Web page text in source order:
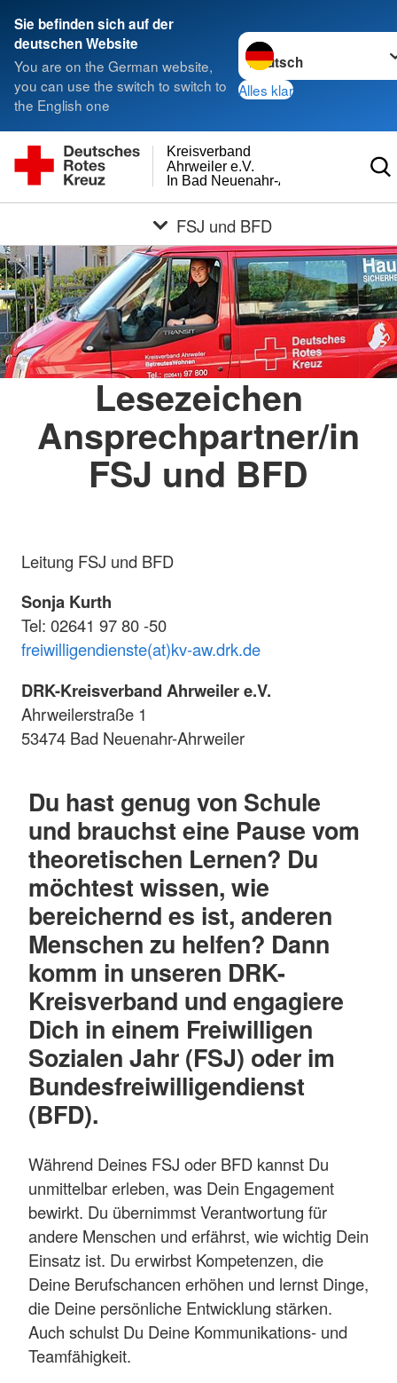
Sie befinden sich auf der
deutschen Website
You are on the German website,
you can use the switch to switch to
the English one
Sprache wechseln zu
Alles klar
In Bad Neuenahr-Ahrweiler
Ahrweiler e.V.
Kreisverband
FSJ und BFD
Lesezeichen
Ansprechpartner/in
FSJ und BFD
Leitung FSJ und BFD
Sonja Kurth
Tel: 02641 97 80 -50
freiwilligendienste(at)kv-aw.drk.de
DRK-Kreisverband Ahrweiler e.V.
Ahrweilerstraße 1
53474 Bad Neuenahr-Ahrweiler
Du hast genug von Schule
und brauchst eine Pause vom
theoretischen Lernen? Du
möchtest wissen, wie
bereichernd es ist, anderen
Menschen zu helfen? Dann
komm in unseren DRK-
Kreisverband und engagiere
Dich in einem Freiwilligen
Sozialen Jahr (FSJ) oder im
Bundesfreiwilligendienst
(BFD).
Während Deines FSJ oder BFD kannst Du
unmittelbar erleben, was Dein Engagement
bewirkt. Du übernimmst Verantwortung für
andere Menschen und erfährst, wie wichtig Dein
Einsatz ist. Du erwirbst Kompetenzen, die
Deine Berufschancen erhöhen und lernst Dinge,
die Deine persönliche Entwicklung stärken.
Auch schulst Du Deine Kommunikations- und
Teamfähigkeit.